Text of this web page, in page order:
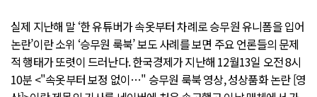
실제 지난해 말 ‘한 유튜버가 속옷부터 차례로 승무원 유니폼을 입어
논란’이란 소위 ‘승무원 룩북’ 보도 사례를 보면 주요 언론들의 문제
적 행태가 또렷이 드러난다. 한국경제가 지난해 12월13일 오전 8시
10분 <"속옷부터 보정 없이…" 승무원 룩북 영상, 성상품화 논란 [영